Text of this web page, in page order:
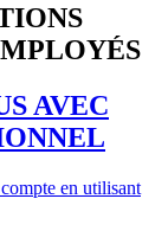
AVEC
en utilisant